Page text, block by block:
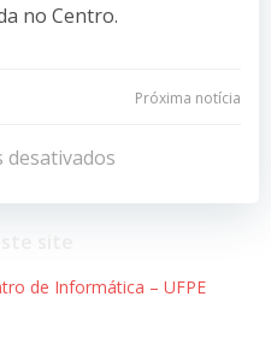
no Centro.
Navegação
de
Post
Próxima notícia
desativados
de Informática – UFPE